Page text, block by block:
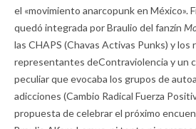
el «movimiento anarcopunk en México».
quedó integrada por Braulio del fanzín
las CHAPS (Chavas Activas Punks) y los
representantes deContraviolencia y un
peculiar que evocaba los grupos de
adicciones (Cambio Radical Fuerza
propuesta de celebrar el próximo